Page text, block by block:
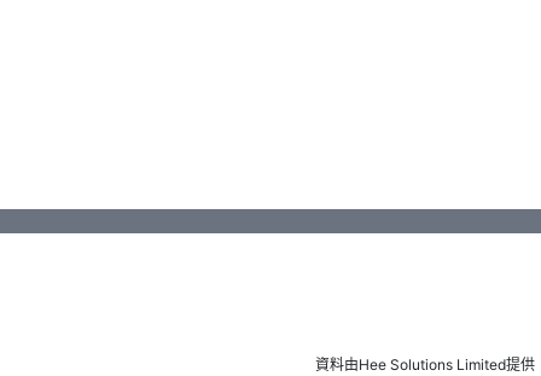
資料由Hee Solutions Limited提供